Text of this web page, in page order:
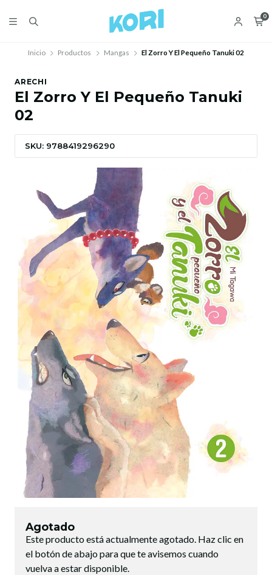
0
Inicio Productos Mangas El Zorro Y El Pequeño Tanuki 02
ARECHI
El Zorro Y El Pequeño Tanuki
02
SKU: 9788419296290
Agotado
Este producto está actualmente agotado. Haz clic en
el botón de abajo para que te avisemos cuando
vuelva a estar disponible.